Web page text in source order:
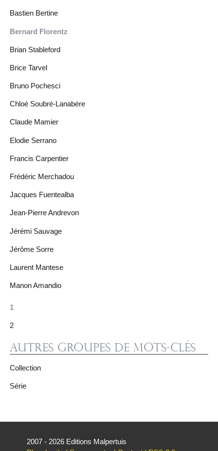
Bastien Bertine
Bernard Florentz
Brian Stableford
Brice Tarvel
Bruno Pochesci
Chloé Soubré-Lanabère
Claude Mamier
Elodie Serrano
Francis Carpentier
Frédéric Merchadou
Jacques Fuentealba
Jean-Pierre Andrevon
Jérémi Sauvage
Jérôme Sorre
Laurent Mantese
Manon Amandio
1
2
Autres groupes de mots-clés
Collection
Série
2007 - 2026 Editions Malpertuis